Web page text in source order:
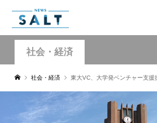
社会・経済
社会・経済 東大VC、大学発ベンチャー支援